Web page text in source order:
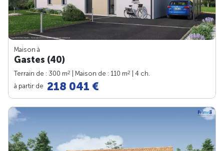
Maison à
Gastes (40)
Terrain de : 300 m2 | Maison de : 110 m2
| 4 ch.
à partir de 218 041 €